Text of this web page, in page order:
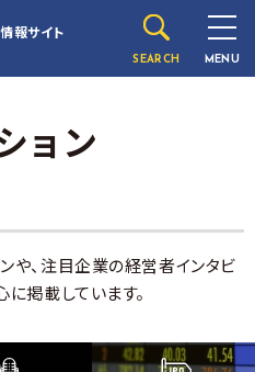
報サイト
SEARCH MENU
ョン
や、注目企業の経営者インタビ
掲載しています。